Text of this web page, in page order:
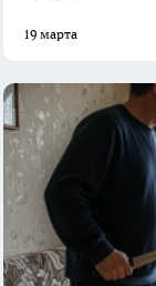
19 марта